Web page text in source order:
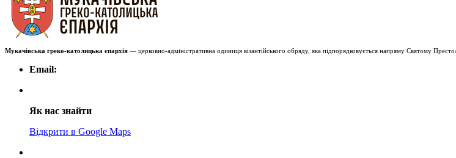
Мукачівська греко-католицька єпархія — церковно-адміністративна одиниця візантійського обряду, яка підпорядковується напряму Святому
Email:
Як нас знайти
Відкрити в Google Maps